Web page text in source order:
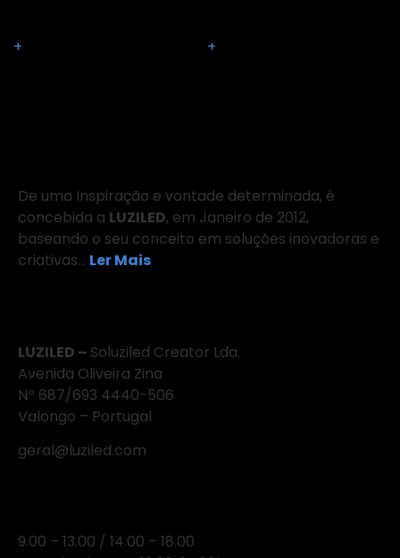
+ +
De uma Inspiração e vontade determinada, é
concebida a LUZILED, em Janeiro de 2012,
baseando o seu conceito em soluções inovadoras e
criativas… Ler Mais
LUZILED – Soluziled Creator Lda.
Avenida Oliveira Zina
Nº 687/693 4440-506
Valongo – Portugal
geral@luziled.com
9.00 – 13.00 / 14.00 – 18.00